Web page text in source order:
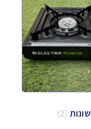
שונות (2)